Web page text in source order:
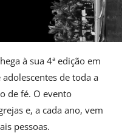
à sua 4ª edição em
de toda a
de fé. O evento
e, a cada ano, vem
pessoas.